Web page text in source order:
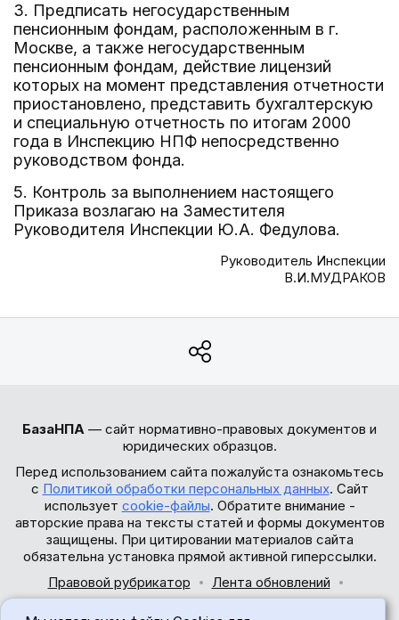
3. Предписать негосударственным
пенсионным фондам, расположенным в г.
Москве, а также негосударственным
пенсионным фондам, действие лицензий
которых на момент представления отчетности
приостановлено, представить бухгалтерскую
и специальную отчетность по итогам 2000
года в Инспекцию НПФ непосредственно
руководством фонда.
5. Контроль за выполнением настоящего
Приказа возлагаю на Заместителя
Руководителя Инспекции Ю.А. Федулова.
Руководитель Инспекции
В.И.МУДРАКОВ
БазаНПА — сайт нормативно-правовых документов и
юридических образцов.
Перед использованием сайта пожалуйста ознакомьтесь
с Политикой обработки персональных данных. Сайт
использует cookie-файлы. Обратите внимание -
авторские права на тексты статей и формы документов
защищены. При цитировании материалов сайта
обязательна установка прямой активной гиперссылки.
Правовой рубрикатор
Лента обновлений